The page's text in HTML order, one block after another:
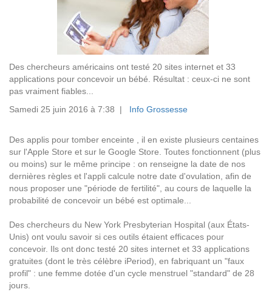
Des chercheurs américains ont testé 20 sites internet et 33
applications pour concevoir un bébé. Résultat : ceux-ci ne sont
pas vraiment fiables...
Samedi 25 juin 2016 à 7:38 | Info Grossesse
Des applis pour tomber enceinte , il en existe plusieurs centaines
sur l'Apple Store et sur le Google Store. Toutes fonctionnent (plus
ou moins) sur le même principe : on renseigne la date de nos
dernières règles et l'appli calcule notre date d'ovulation, afin de
nous proposer une "période de fertilité", au cours de laquelle la
probabilité de concevoir un bébé est optimale...
Des chercheurs du New York Presbyterian Hospital (aux États-
Unis) ont voulu savoir si ces outils étaient efficaces pour
concevoir. Ils ont donc testé 20 sites internet et 33 applications
gratuites (dont le très célèbre iPeriod), en fabriquant un "faux
profil" : une femme dotée d'un cycle menstruel "standard" de 28
jours.